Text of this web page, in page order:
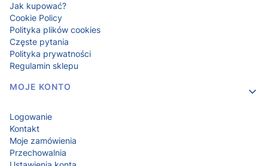
Jak kupować?
Cookie Policy
Polityka plików cookies
Częste pytania
Polityka prywatności
Regulamin sklepu
MOJE KONTO
Logowanie
Kontakt
Moje zamówienia
Przechowalnia